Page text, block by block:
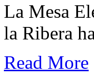
La Mesa
la Ribera
Read More